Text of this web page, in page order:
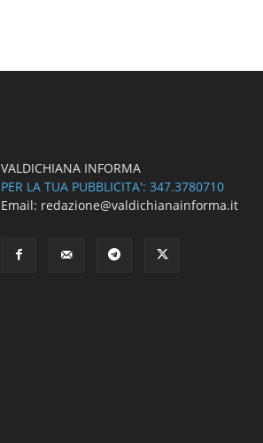
VALDICHIANA INFORMA
PER LA TUA PUBBLICITA': 347.3780710
Email: redazione@valdichianainforma.it